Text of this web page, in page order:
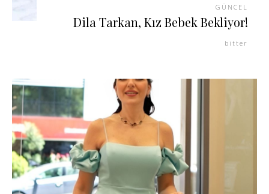
GÜNCEL
Dila Tarkan, Kız Bebek Bekliyor!
bitter